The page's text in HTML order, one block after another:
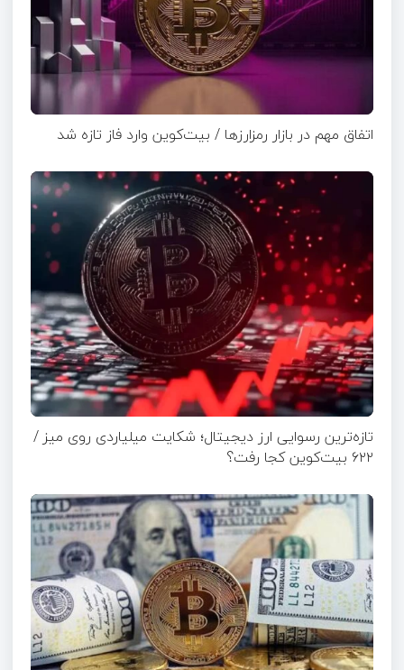
اتفاق مهم در بازار رمزارزها / بیت‌کوین وارد فاز تازه شد
تازه‌ترین رسوایی ارز دیجیتال؛ شکایت میلیاردی روی میز /
۶۲۲ بیت‌کوین کجا رفت؟